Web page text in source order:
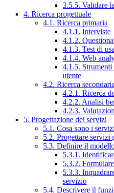
3.5.5. Validare
4. Ricerca progettuale
4.1. Ricerca primaria
4.1.1. Interviste
4.1.2.
4.1.3. Test di
4.1.4. Web
4.1.5. Strumenti
utente
4.2. Ricerca secondaria
4.2.1. Ricerca
4.2.2. Analisi
4.2.3.
5. Progettazione dei servizi
5.1. Cosa sono i
5.2. Progettare
5.3. Definire il
5.3.1.
5.3.2.
5.3.3.
servizio
5.4. Descrivere il